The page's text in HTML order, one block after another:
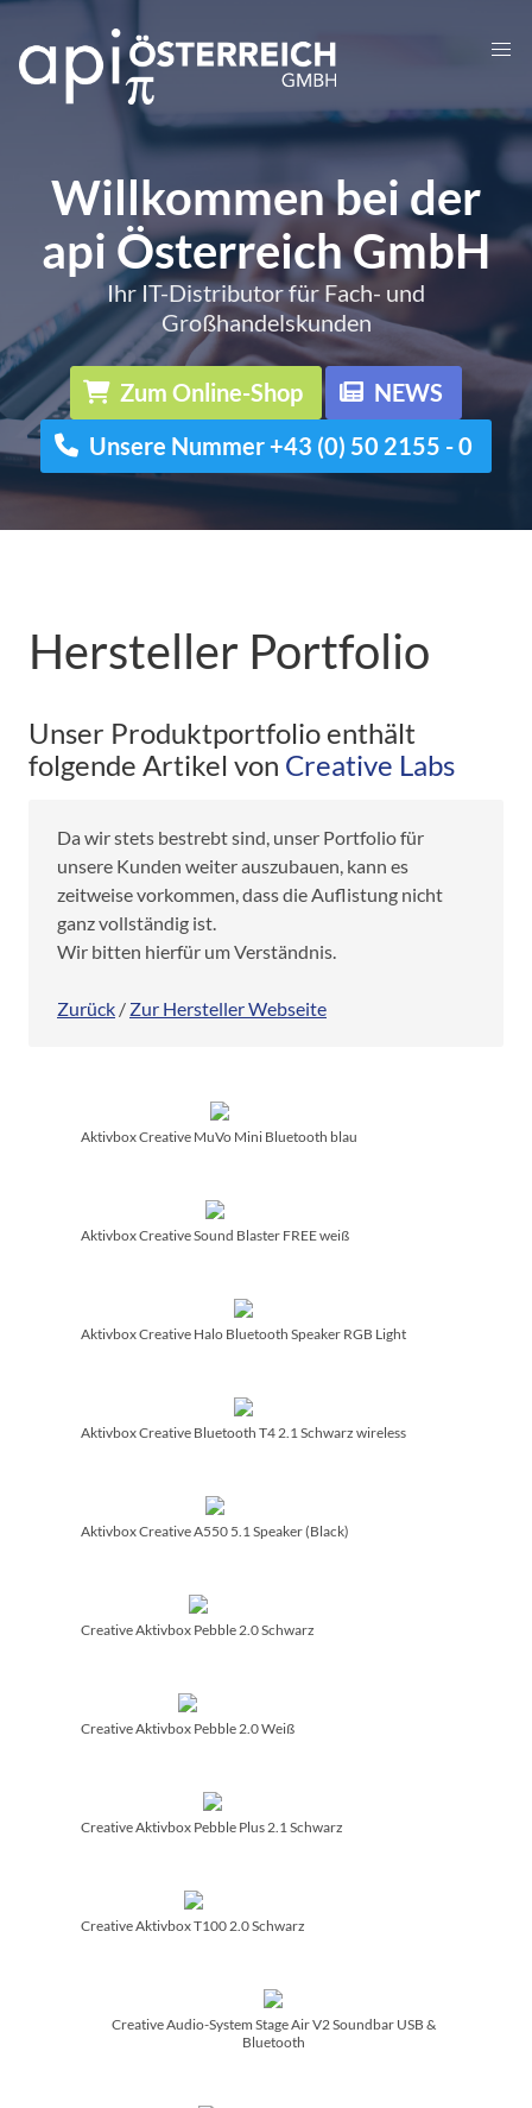
Willkommen bei der
api Österreich GmbH
Ihr IT-Distributor für Fach- und
Großhandelskunden
Zum Online-Shop
NEWS
Unsere Nummer +43 (0) 50 2155 - 0
Hersteller Portfolio
Unser Produktportfolio enthält
folgende Artikel von Creative Labs
Da wir stets bestrebt sind, unser Portfolio für
unsere Kunden weiter auszubauen, kann es
zeitweise vorkommen, dass die Auflistung nicht
ganz vollständig ist.
Wir bitten hierfür um Verständnis.
Zurück / Zur Hersteller Webseite
Aktivbox Creative MuVo Mini Bluetooth blau
Aktivbox Creative Sound Blaster FREE weiß
Aktivbox Creative Halo Bluetooth Speaker RGB Light
Aktivbox Creative Bluetooth T4 2.1 Schwarz wireless
Aktivbox Creative A550 5.1 Speaker (Black)
Creative Aktivbox Pebble 2.0 Schwarz
Creative Aktivbox Pebble 2.0 Weiß
Creative Aktivbox Pebble Plus 2.1 Schwarz
Creative Aktivbox T100 2.0 Schwarz
Creative Audio-System Stage Air V2 Soundbar USB &
Bluetooth